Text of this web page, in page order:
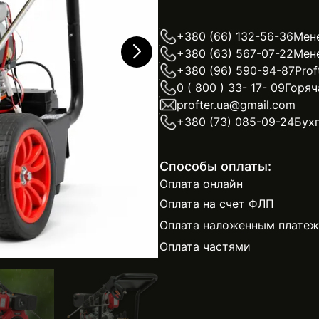
+380 (66) 132-56-36
+380 (63) 567-07-22
+380 (96) 590-94-87
0 ( 800 ) 33- 17- 09
profter.ua@gmail.com
+380 (73) 085-09-24
Способы оплаты:
Оплата онлайн
Оплата на счет ФЛП
Оплата наложенным
Оплата частями